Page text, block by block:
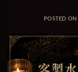
POSTED ON